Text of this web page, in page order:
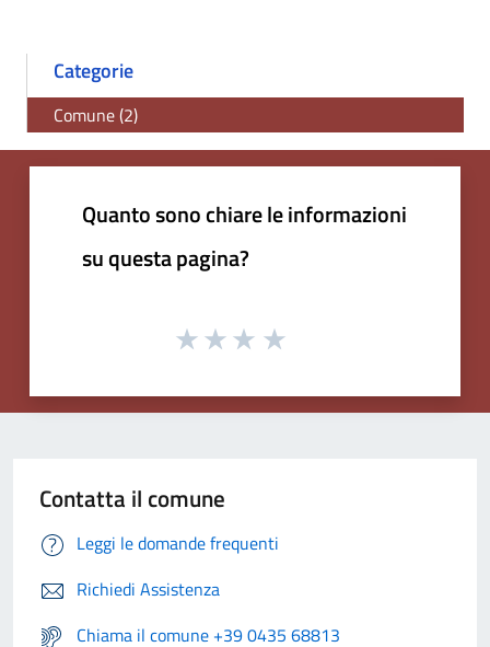
Categorie
Comune (2)
Quanto sono chiare le informazioni
su questa pagina?
Contatta il comune
Leggi le domande frequenti
Richiedi Assistenza
Chiama il comune +39 0435 68813